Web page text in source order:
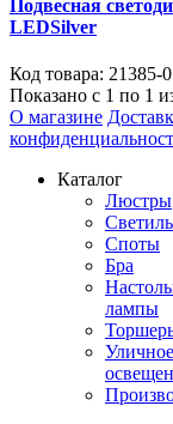
Подвесная
LEDSilver
Код товара: 21385-
Показано с 1 по 1
О магазине
Каталог
Люстры
Споты
Бра
лампы
Уличное